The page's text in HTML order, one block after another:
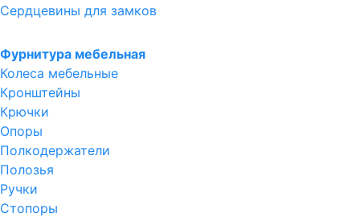
Сердцевины для замков
Фурнитура мебельная
Колеса мебельные
Кронштейны
Крючки
Опоры
Полкодержатели
Полозья
Ручки
Стопоры